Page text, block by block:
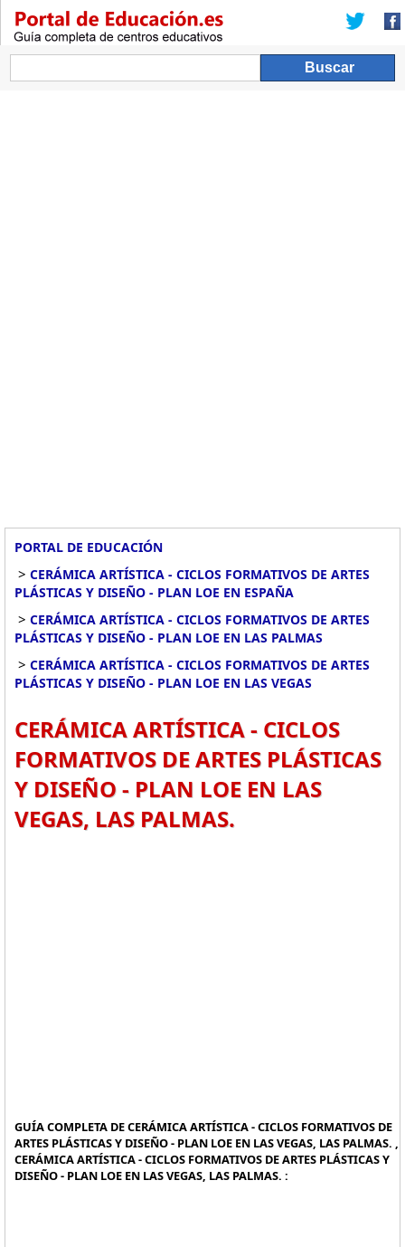
PORTAL DE EDUCACIÓN
> CERÁMICA ARTÍSTICA - CICLOS FORMATIVOS DE ARTES
PLÁSTICAS Y DISEÑO - PLAN LOE EN ESPAÑA
> CERÁMICA ARTÍSTICA - CICLOS FORMATIVOS DE ARTES
PLÁSTICAS Y DISEÑO - PLAN LOE EN LAS PALMAS
> CERÁMICA ARTÍSTICA - CICLOS FORMATIVOS DE ARTES
PLÁSTICAS Y DISEÑO - PLAN LOE EN LAS VEGAS
CERÁMICA ARTÍSTICA - CICLOS
FORMATIVOS DE ARTES PLÁSTICAS
Y DISEÑO - PLAN LOE EN LAS
VEGAS, LAS PALMAS.
GUÍA COMPLETA DE CERÁMICA ARTÍSTICA - CICLOS FORMATIVOS DE
ARTES PLÁSTICAS Y DISEÑO - PLAN LOE EN LAS VEGAS, LAS PALMAS. ,
CERÁMICA ARTÍSTICA - CICLOS FORMATIVOS DE ARTES PLÁSTICAS Y
DISEÑO - PLAN LOE EN LAS VEGAS, LAS PALMAS. :